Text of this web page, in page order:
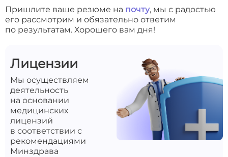
Пришлите ваше резюме на почту, мы с радостью
его рассмотрим и обязательно ответим
по результатам. Хорошего вам дня!
Лицензии
Мы осуществляем
деятельность
на основании
медицинских
лицензий
в соответствии с
рекомендациями
Минздрава